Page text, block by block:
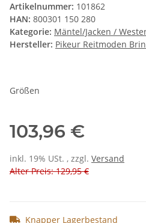
Artikelnummer: 101862
HAN: 800301 150 280
Kategorie: Mäntel/Jacken /
Hersteller: Pikeur Reitmoden
Größen
103,96 €
inkl. 19% USt. , zzgl. Versand
Alter Preis: 129,95 €
Knapper Lagerbestand